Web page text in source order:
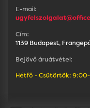
E-mail:
Cím:
1139 Budapest,
Bejövő áruátvétel:
Hétfő - Csütörtök: